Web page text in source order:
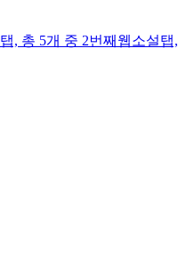
탭, 총 5개 중 2번째 웹소설탭,